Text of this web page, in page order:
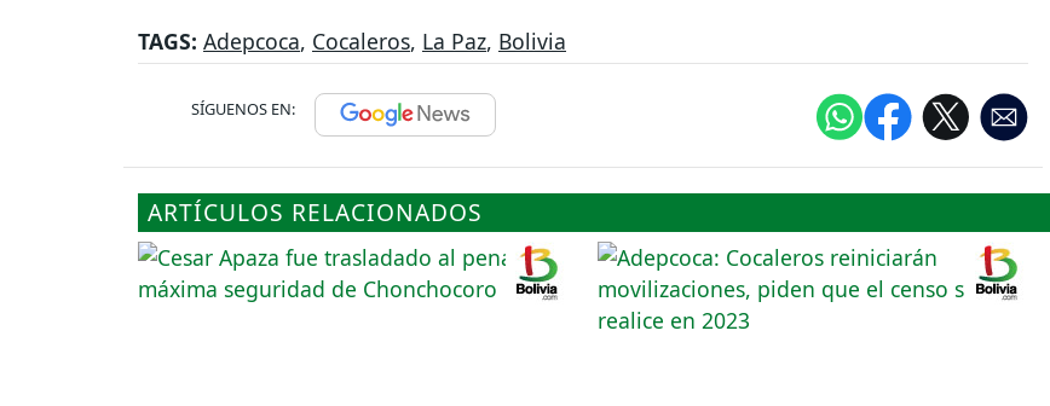
TAGS: Adepcoca, Cocaleros, La Paz, Bolivia
SÍGUENOS EN:
ARTÍCULOS RELACIONADOS